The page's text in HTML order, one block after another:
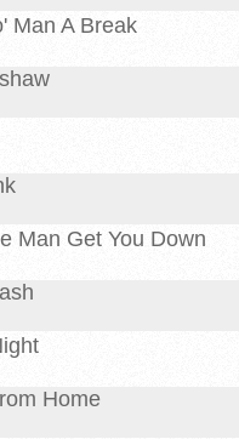
Man A Break
Man Get You Down
Home